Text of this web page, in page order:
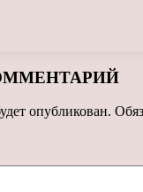
опубликован.